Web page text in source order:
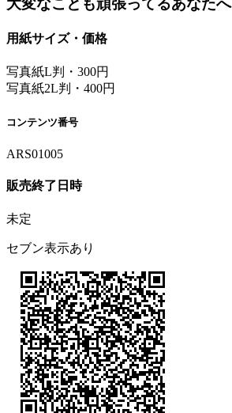
大変なことも頑張ってるあなたへ
用紙サイズ・価格
写真紙L判・300円
写真紙2L判・400円
コンテンツ番号
ARS01005
販売終了日時
未定
セブン表示あり